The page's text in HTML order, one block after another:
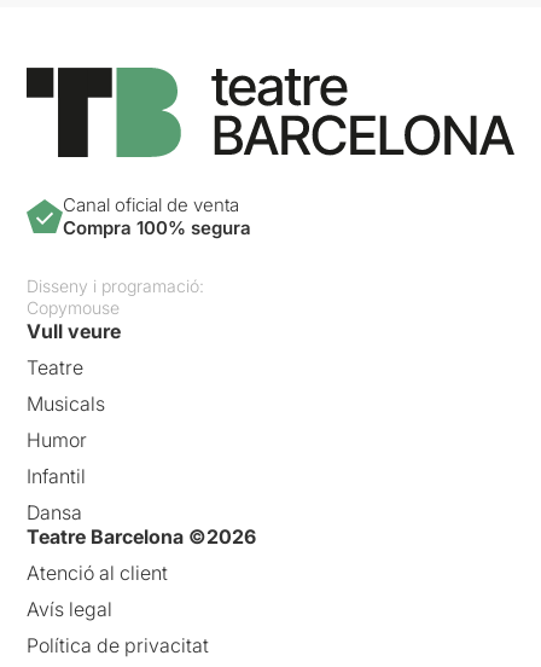
Canal oficial de venta
Compra 100% segura
Disseny i programació:
Copymouse
Vull veure
Teatre
Musicals
Humor
Infantil
Dansa
Teatre Barcelona ©2026
Atenció al client
Avís legal
Política de privacitat